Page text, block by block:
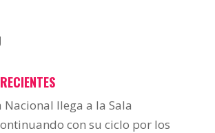
Nacional llega a la Sala
con su ciclo por los